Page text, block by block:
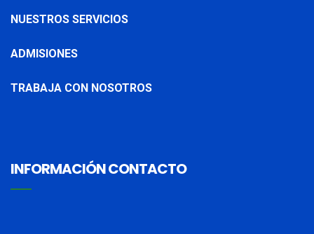
NUESTROS SERVICIOS
ADMISIONES
TRABAJA CON NOSOTROS
INFORMACIÓN CONTACTO